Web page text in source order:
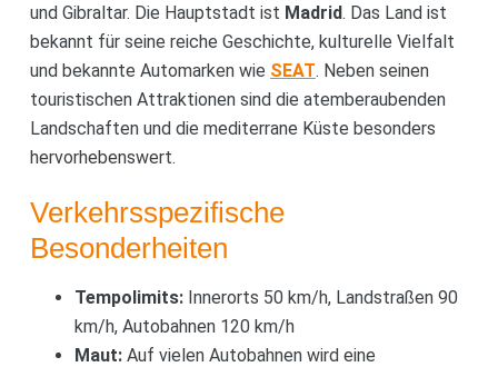
und Gibraltar. Die Hauptstadt ist Madrid. Das Land ist
bekannt für seine reiche Geschichte, kulturelle Vielfalt
und bekannte Automarken wie SEAT. Neben seinen
touristischen Attraktionen sind die atemberaubenden
Landschaften und die mediterrane Küste besonders
hervorhebenswert.
Verkehrsspezifische
Besonderheiten
Tempolimits:Innerorts 50 km/h, Landstraßen 90
km/h, Autobahnen 120 km/h
Maut:Auf vielen Autobahnen wird eine